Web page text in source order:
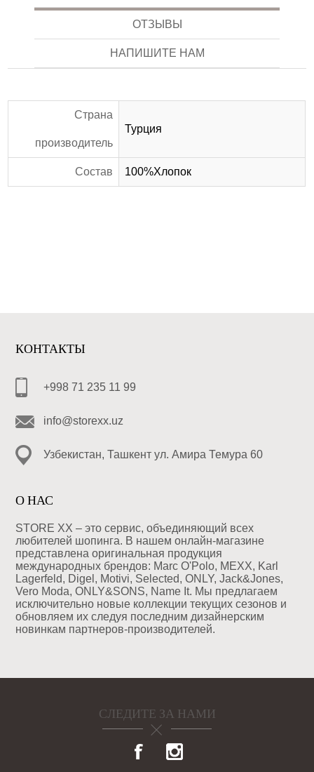
ОТЗЫВЫ
НАПИШИТЕ НАМ
Страна
производитель
Турция
Состав 100%Хлопок
КОНТАКТЫ
+998 71 235 11 99
info@storexx.uz
Узбекистан, Ташкент ул. Амира Темура 60
О НАС
STORE XX – это сервис, объединяющий всех
любителей шопинга. В нашем онлайн-магазине
представлена оригинальная продукция
международных брендов: Marc O'Polo, MEXX, Karl
Lagerfeld, Digel, Motivi, Selected, ONLY, Jack&Jones,
Vero Moda, ONLY&SONS, Name It. Мы предлагаем
исключительно новые коллекции текущих сезонов и
обновляем их следуя последним дизайнерским
новинкам партнеров-производителей.
СЛЕДИТЕ ЗА НАМИ